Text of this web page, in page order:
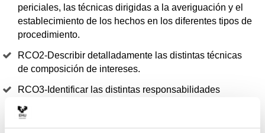
periciales, las técnicas dirigidas a la averiguación y el
establecimiento de los hechos en los diferentes tipos de
procedimiento.
RCO2-Describir detalladamente las distintas técnicas
de composición de intereses.
RCO3-Identificar las distintas responsabilidades
incluyendo el funcionamiento básico de la asistencia
jurídica gratuita y la promoción de la responsabilidad